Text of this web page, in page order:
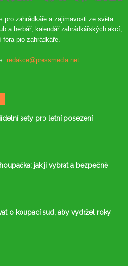
pro zahrádkáře a zajímavosti ze světa
a herbář, kalendář zahrádkářských akcí,
fóra pro zahrádkáře.
redakce@pressmedia.net
sety pro letní posezení
jak ji vybrat a bezpečně
o koupací sud, aby vydržel roky